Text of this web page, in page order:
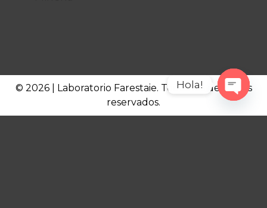
© 2026 | Laboratorio Farestaie. Todos los derechos
reservados.
Hola!